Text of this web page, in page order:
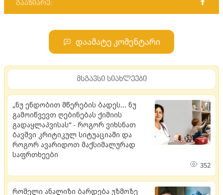
გააზიარე:
დაამატე კომენტარი
მსგავსი სიახლეები
„ნუ ენდობით მწერების ბადეს... ნუ
გამოიწვევთ ღებინებას ქიმიის
გადაყლაპვისას“ - როგორ ვიხსნათ
ბავშვი კრიტიკულ სიტუაციაში და
როგორ ავარიდოთ მაქსიმალურად
საფრთხეები
352
რომელი ანალიზი ბარდება უზმოზე